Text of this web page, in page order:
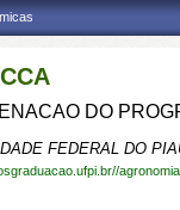
DO
FEDERAL DO
agronomia